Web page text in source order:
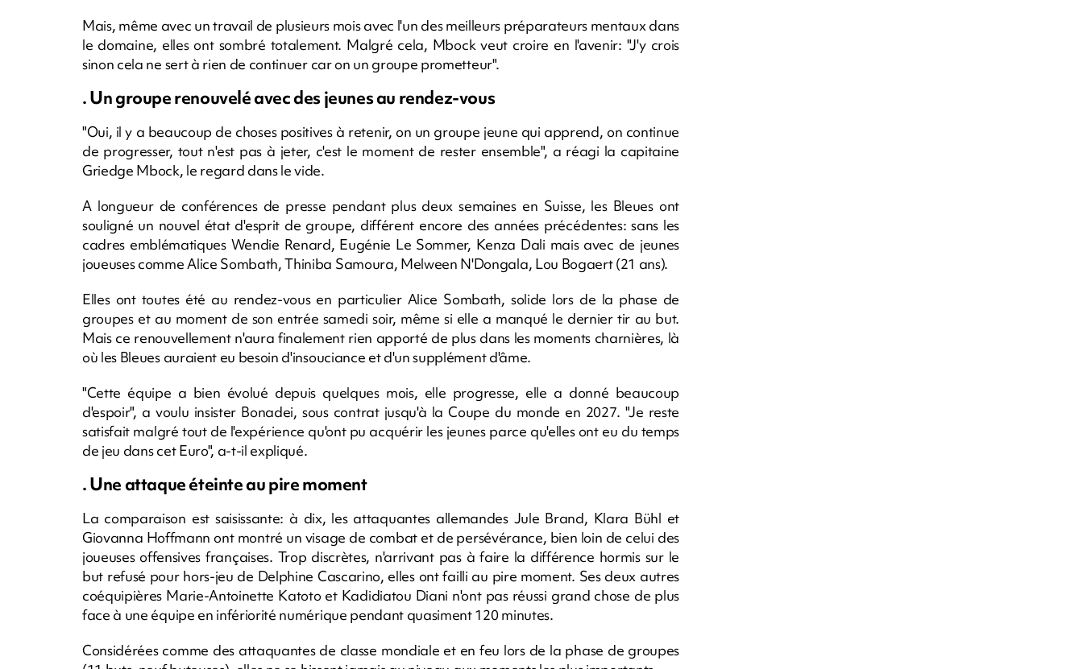
Mais, même avec un travail de plusieurs mois avec l'un des meilleurs préparateurs mentaux dans
le domaine, elles ont sombré totalement. Malgré cela, Mbock veut croire en l'avenir: "J'y crois
sinon cela ne sert à rien de continuer car on un groupe prometteur".
. Un groupe renouvelé avec des jeunes au rendez-vous
"Oui, il y a beaucoup de choses positives à retenir, on un groupe jeune qui apprend, on continue
de progresser, tout n'est pas à jeter, c'est le moment de rester ensemble", a réagi la capitaine
Griedge Mbock, le regard dans le vide.
A longueur de conférences de presse pendant plus deux semaines en Suisse, les Bleues ont
souligné un nouvel état d'esprit de groupe, différent encore des années précédentes: sans les
cadres emblématiques Wendie Renard, Eugénie Le Sommer, Kenza Dali mais avec de jeunes
joueuses comme Alice Sombath, Thiniba Samoura, Melween N'Dongala, Lou Bogaert (21 ans).
Elles ont toutes été au rendez-vous en particulier Alice Sombath, solide lors de la phase de
groupes et au moment de son entrée samedi soir, même si elle a manqué le dernier tir au but.
Mais ce renouvellement n'aura finalement rien apporté de plus dans les moments charnières, là
où les Bleues auraient eu besoin d'insouciance et d'un supplément d'âme.
"Cette équipe a bien évolué depuis quelques mois, elle progresse, elle a donné beaucoup
d'espoir", a voulu insister Bonadei, sous contrat jusqu'à la Coupe du monde en 2027. "Je reste
satisfait malgré tout de l'expérience qu'ont pu acquérir les jeunes parce qu'elles ont eu du temps
de jeu dans cet Euro", a-t-il expliqué.
. Une attaque éteinte au pire moment
La comparaison est saisissante: à dix, les attaquantes allemandes Jule Brand, Klara Bühl et
Giovanna Hoffmann ont montré un visage de combat et de persévérance, bien loin de celui des
joueuses offensives françaises. Trop discrètes, n'arrivant pas à faire la différence hormis sur le
but refusé pour hors-jeu de Delphine Cascarino, elles ont failli au pire moment. Ses deux autres
coéquipières Marie-Antoinette Katoto et Kadidiatou Diani n'ont pas réussi grand chose de plus
face à une équipe en infériorité numérique pendant quasiment 120 minutes.
Considérées comme des attaquantes de classe mondiale et en feu lors de la phase de groupes